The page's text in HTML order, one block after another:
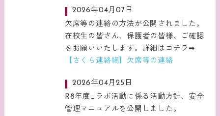
2026年04月07日
欠席等の連絡の方法が公開されました。
在校生の皆さん、保護者の皆様、ご確認
をお願いいたします。詳細はコチラ➡
【さくら連絡網】欠席等の連絡
2026年04月25日
R8年度_ラボ活動に係る活動方針、安全
管理マニュアルを公開しました。